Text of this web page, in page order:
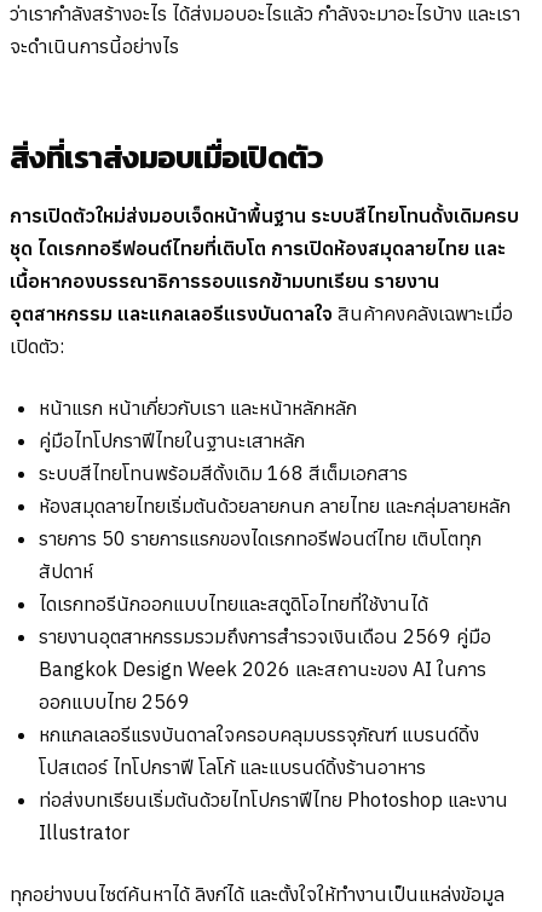
ว่าเรากำลังสร้างอะไร ได้ส่งมอบอะไรแล้ว กำลังจะมาอะไรบ้าง และเรา
จะดำเนินการนี้อย่างไร
สิ่งที่เราส่งมอบเมื่อเปิดตัว
การเปิดตัวใหม่ส่งมอบเจ็ดหน้าพื้นฐาน ระบบสีไทยโทนดั้งเดิมครบ
ชุด ไดเรกทอรีฟอนต์ไทยที่เติบโต การเปิดห้องสมุดลายไทย และ
เนื้อหากองบรรณาธิการรอบแรกข้ามบทเรียน รายงาน
อุตสาหกรรม และแกลเลอรีแรงบันดาลใจ สินค้าคงคลังเฉพาะเมื่อ
เปิดตัว:
หน้าแรก หน้าเกี่ยวกับเรา และหน้าหลักหลัก
คู่มือไทโปกราฟีไทยในฐานะเสาหลัก
ระบบสีไทยโทนพร้อมสีดั้งเดิม 168 สีเต็มเอกสาร
ห้องสมุดลายไทยเริ่มต้นด้วยลายกนก ลายไทย และกลุ่มลายหลัก
รายการ 50 รายการแรกของไดเรกทอรีฟอนต์ไทย เติบโตทุก
สัปดาห์
ไดเรกทอรีนักออกแบบไทยและสตูดิโอไทยที่ใช้งานได้
รายงานอุตสาหกรรมรวมถึงการสำรวจเงินเดือน 2569 คู่มือ
Bangkok Design Week 2026 และสถานะของ AI ในการ
ออกแบบไทย 2569
หกแกลเลอรีแรงบันดาลใจครอบคลุมบรรจุภัณฑ์ แบรนด์ดิ้ง
โปสเตอร์ ไทโปกราฟี โลโก้ และแบรนด์ดิ้งร้านอาหาร
ท่อส่งบทเรียนเริ่มต้นด้วยไทโปกราฟีไทย Photoshop และงาน
Illustrator
ทุกอย่างบนไซต์ค้นหาได้ ลิงก์ได้ และตั้งใจให้ทำงานเป็นแหล่งข้อมูล